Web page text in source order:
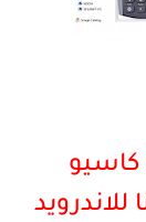
كاسيو